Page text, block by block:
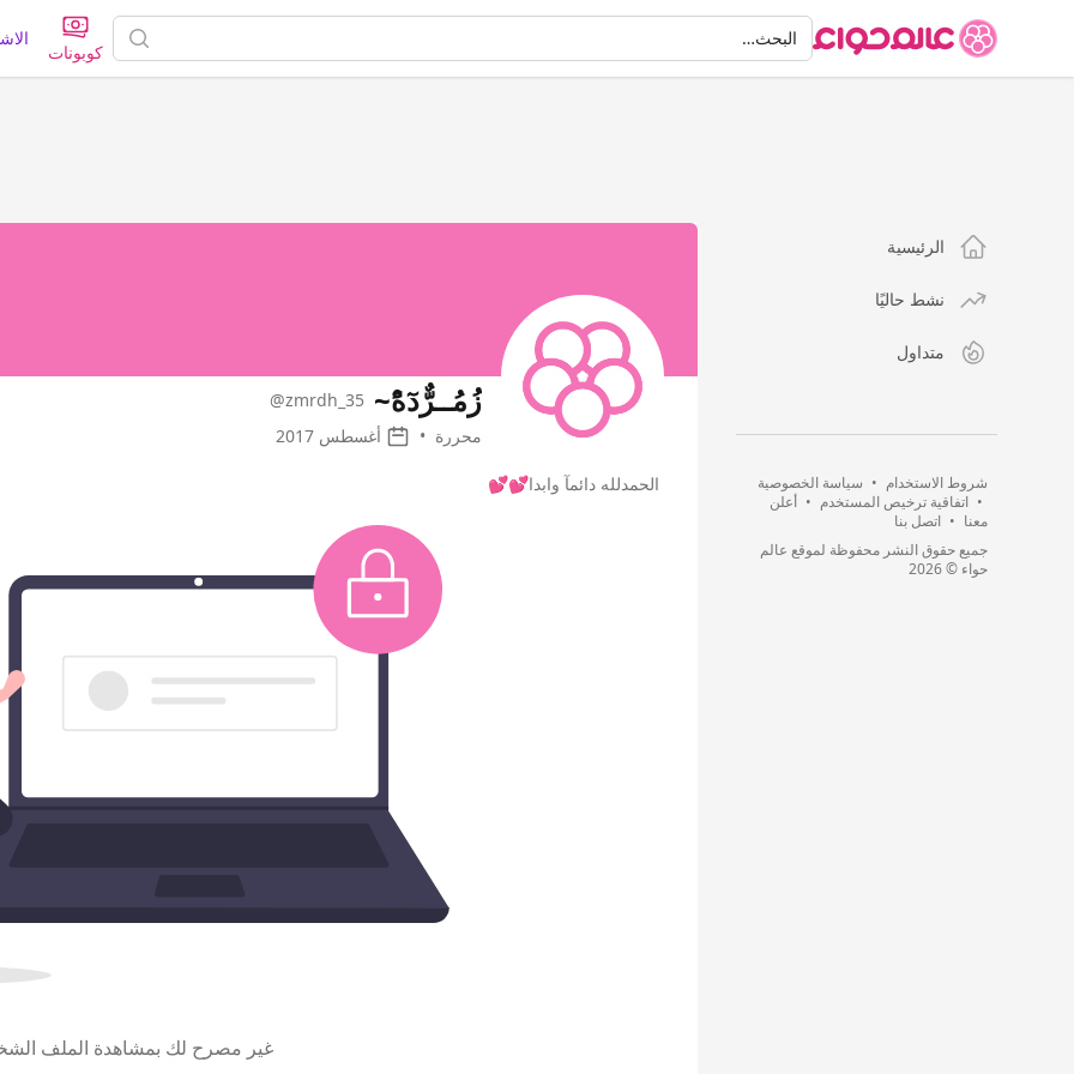
البحثالبحث…
كوبونات
الرئيسية
نشط حاليًا
متداول
شروط الاستخدام • سياسة الخصوصية
• اتفاقية ترخيص المستخدم • أعلن
معنا • اتصل بنا
جميع حقوق النشر محفوظة لموقع عالم
حواء © 2026
زُمُــرٌّدٓهًْ~ @zmrdh_35
محررة • أغسطس 2017
الحمدلله دائمآ وابدا💕💕
غير مصرح لك بمشاهدة الملف